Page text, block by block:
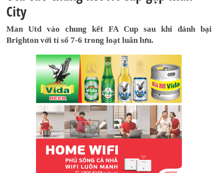
City
Man Utd vào chung kết FA Cup sau khi đánh bại
Brighton với tỉ số 7-6 trong loạt luân lưu.